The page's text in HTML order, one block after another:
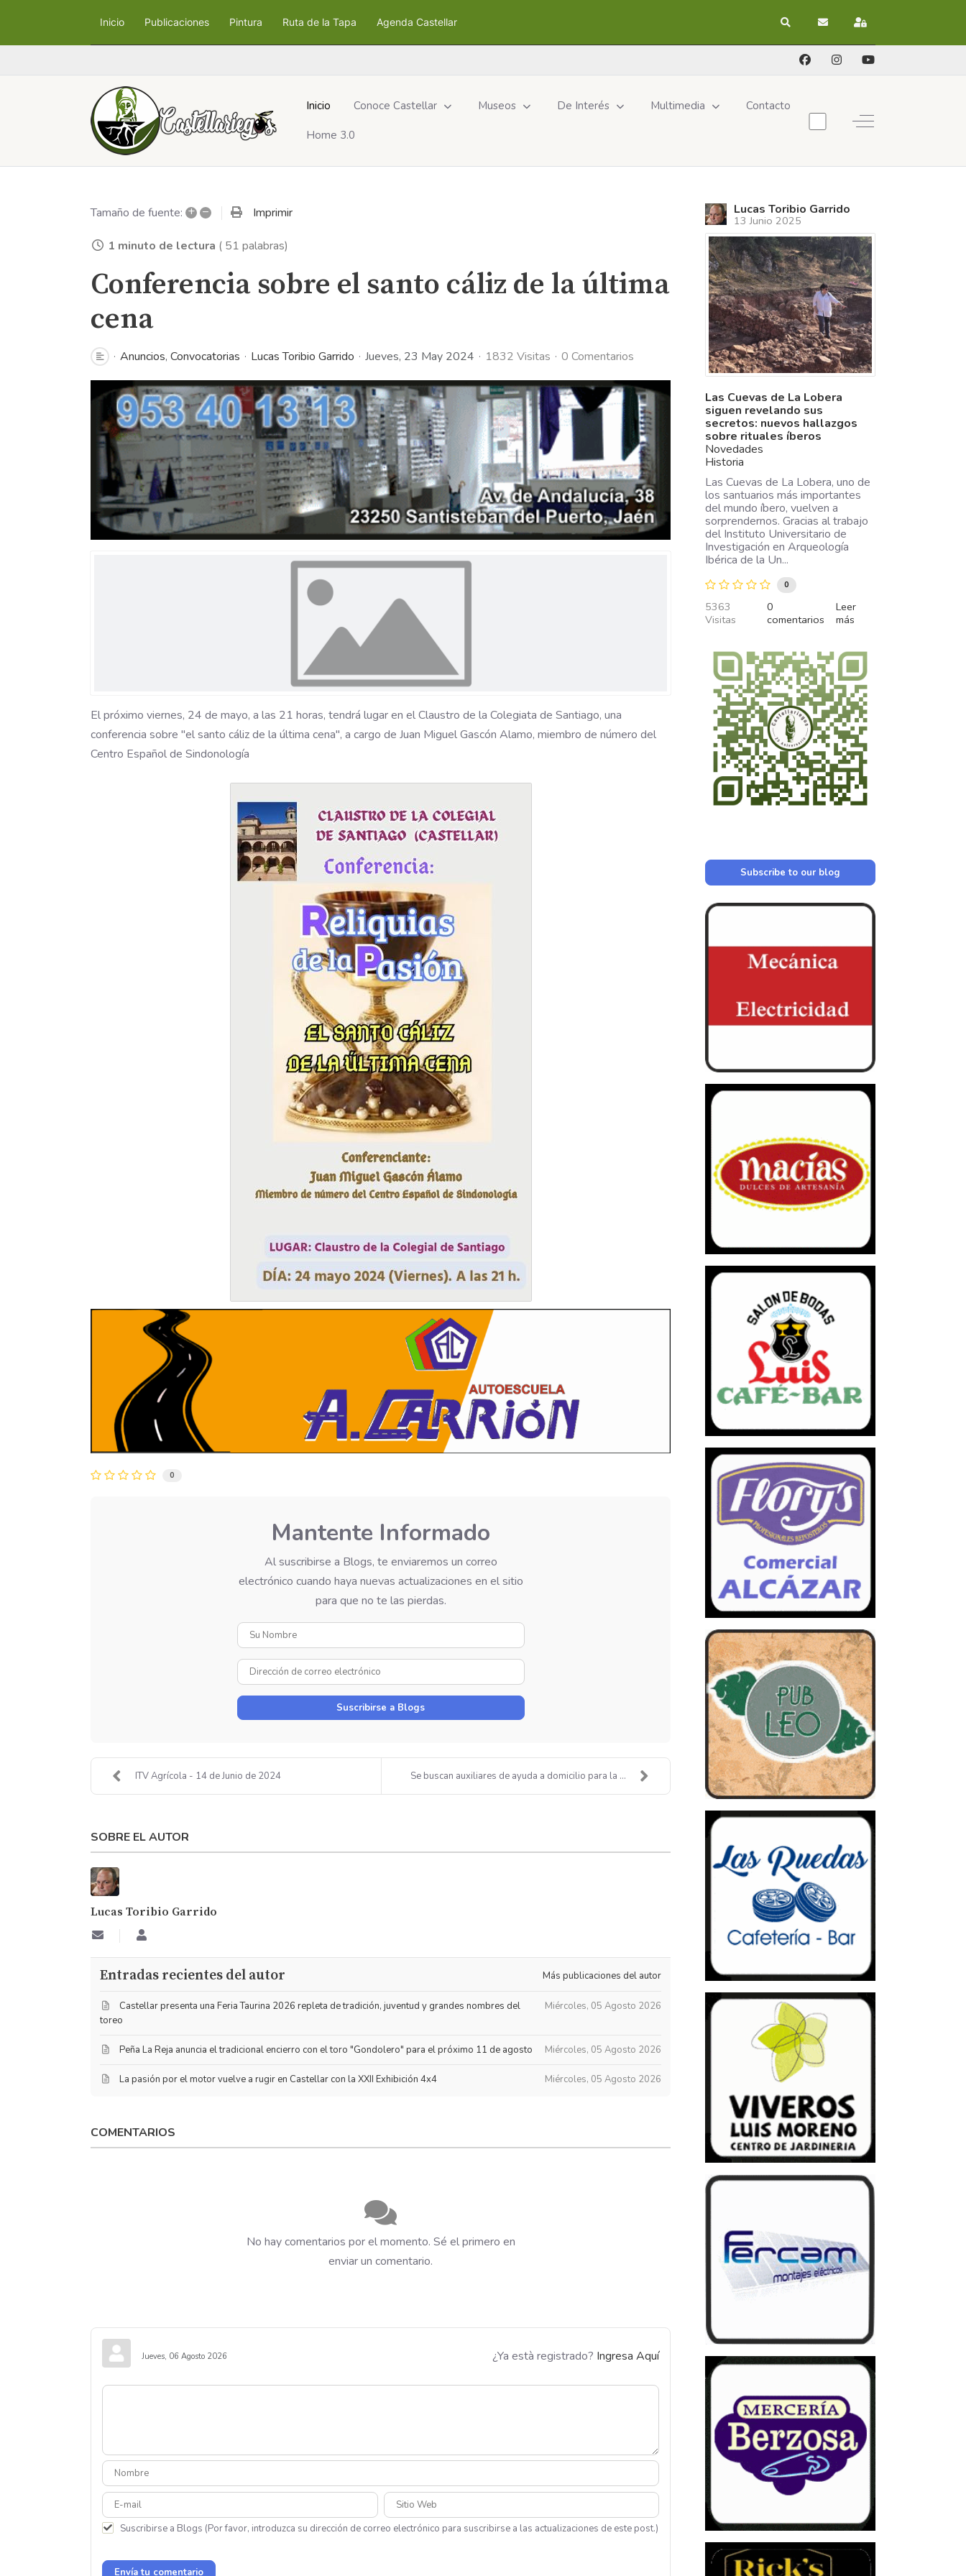
Inicio Publicaciones Pintura Ruta de la Tapa Agenda Castellar Buscar Suscribirse a las
Registrarse
Inicio Conoce Castellar Museos De Interés Multimedia Contacto
Home 3.0
Off-Canvas Toggle
Tamaño de fuente: + – Imprimir
1 minuto de lectura ( 51 palabras)
Conferencia sobre el santo cáliz de la última
cena
Anuncios Convocatorias Lucas Toribio Garrido Jueves, 23 May 2024 1832 Visitas 0 Comentarios
El próximo viernes, 24 de mayo, a las 21 horas, tendrá lugar en el Claustro de la Colegiata de Santiago, una
conferencia sobre "el santo cáliz de la última cena", a cargo de Juan Miguel Gascón Alamo, miembro de número del
Centro Español de Sindonología
0
Mantente Informado
Al suscribirse a Blogs, te enviaremos un correo
electrónico cuando haya nuevas actualizaciones en el sitio
para que no te las pierdas.
Nombre
Dirección
de
correo
Suscribirse a Blogs
ITV Agrícola - 14 de Junio de 2024 Se buscan auxiliares de ayuda a domicilio para la ...
SOBRE EL AUTOR
Lucas Toribio Garrido
Suscribirse
las
actualizaciones
Garrido
Entradas recientes del autor Más publicaciones del autor
Miércoles, 05 Agosto 2026
​Castellar presenta una Feria Taurina 2026 repleta de tradición, juventud y grandes nombres del
toreo
Miércoles, 05 Agosto 2026
Peña La Reja anuncia el tradicional encierro con el toro "Gondolero" para el próximo 11 de agosto
Miércoles, 05 Agosto 2026
La pasión por el motor vuelve a rugir en Castellar con la XXII Exhibición 4x4
COMENTARIOS
No hay comentarios por el momento. Sé el primero en
enviar un comentario.
¿Ya està registrado? Ingresa Aquí
Jueves, 06 Agosto 2026
Suscribirse a Blogs (Por favor, introduzca su dirección de correo electrónico para suscribirse a las actualizaciones de este post.)
Envía tu comentario
Lucas Toribio Garrido
13 Junio 2025
Las Cuevas de La Lobera
siguen revelando sus
secretos: nuevos hallazgos
sobre rituales íberos
Novedades
Historia
Las Cuevas de La Lobera, uno de
los santuarios más importantes
del mundo íbero, vuelven a
sorprendernos. Gracias al trabajo
del Instituto Universitario de
Investigación en Arqueología
Ibérica de la Un...
0
5363
Visitas
0
comentarios
Leer
más
Subscribe to our blog